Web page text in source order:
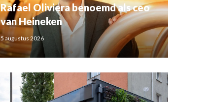
Rafael Oliviera benoemd als ceo
van Heineken
5 augustus 2026